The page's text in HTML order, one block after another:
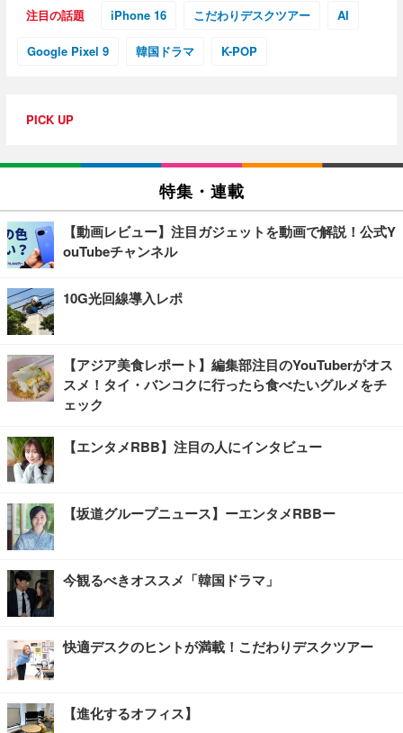
注目の話題 iPhone 16 こだわりデスクツアー AI
Google Pixel 9 韓国ドラマ K-POP
PICK UP
特集・連載
【動画レビュー】注目ガジェットを動画で解説！公式Y
ouTubeチャンネル
10G光回線導入レポ
【アジア美食レポート】編集部注目のYouTuberがオス
スメ！タイ・バンコクに行ったら食べたいグルメをチ
ェック
【エンタメRBB】注目の人にインタビュー
【坂道グループニュース】ーエンタメRBBー
今観るべきオススメ「韓国ドラマ」
快適デスクのヒントが満載！こだわりデスクツアー
【進化するオフィス】